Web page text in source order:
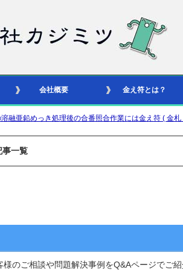
会社概要 金え符とは？
融亜鉛めっき処理後の合番照合作業には金え符 ( 金
事一覧
様のご相談や問題解決事例をQ&Aページでご